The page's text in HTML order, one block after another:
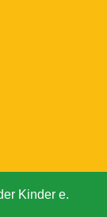
Kinder e.